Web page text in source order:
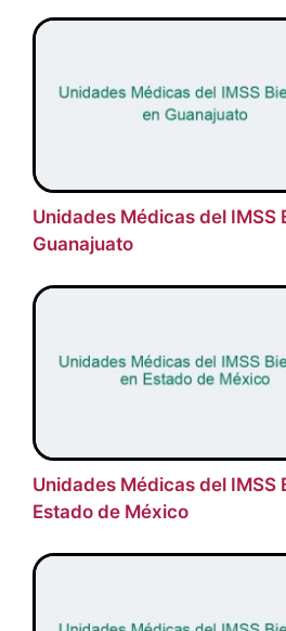
Unidades Médicas del IMSS
Guanajuato
Unidades Médicas del IMSS
Estado de México